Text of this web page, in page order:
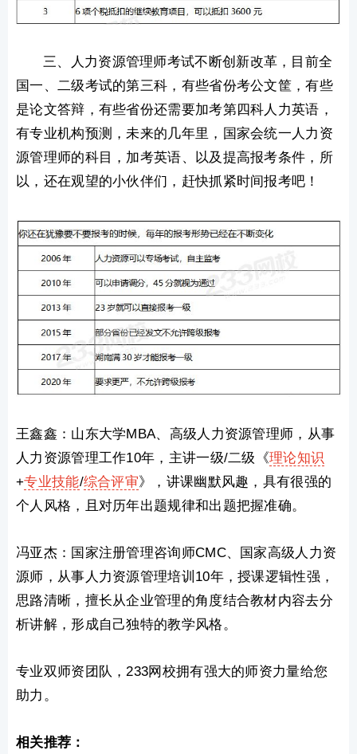
三、人力资源管理师考试不断创新改革，目前全
国一、二级考试的第三科，有些省份考公文筐，有些
是论文答辩，有些省份还需要加考第四科人力英语，
有专业机构预测，未来的几年里，国家会统一人力资
源管理师的科目，加考英语、以及提高报考条件，所
以，还在观望的小伙伴们，赶快抓紧时间报考吧！
王鑫鑫：山东大学MBA、高级人力资源管理师，从事
人力资源管理工作10年，主讲一级/二级《理论知识
+专业技能/综合评审》，讲课幽默风趣，具有很强的
个人风格，且对历年出题规律和出题把握准确。
冯亚杰：国家注册管理咨询师CMC、国家高级人力资
源师，从事人力资源管理培训10年，授课逻辑性强，
思路清晰，擅长从企业管理的角度结合教材内容去分
析讲解，形成自己独特的教学风格。
专业双师资团队，233网校拥有强大的师资力量给您
助力。
相关推荐：